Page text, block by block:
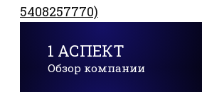
5408257770)
1 АСПЕКТ
Обзор компании